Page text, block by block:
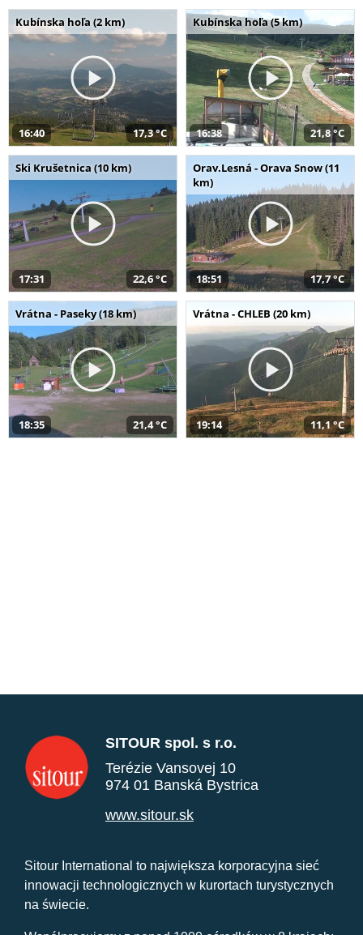
Kubínska hoľa (2 km)
16:40 17,3 °C
Kubínska hoľa (5 km)
16:38 21,8 °C
Ski Krušetnica (10 km)
17:31 22,6 °C
Orav.Lesná - Orava Snow (11
km)
18:51 17,7 °C
Vrátna - Paseky (18 km)
18:35 21,4 °C
Vrátna - CHLEB (20 km)
19:14 11,1 °C
SITOUR spol. s r.o.
Terézie Vansovej 10
974 01 Banská Bystrica
www.sitour.sk
Sitour International to największa korporacyjna sieć
innowacji technologicznych w kurortach turystycznych
na świecie.